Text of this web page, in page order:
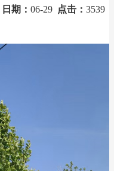
日期： 06-29 点击： 3539